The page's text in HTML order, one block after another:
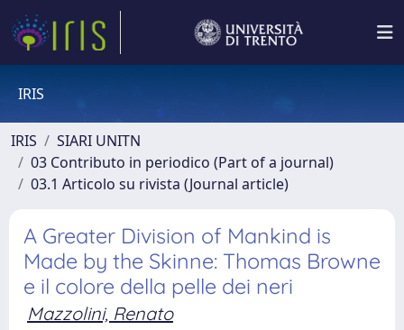
IRIS
IRIS
SIARI UNITN
03 Contributo in periodico (Part of a journal)
03.1 Articolo su rivista (Journal article)
A Greater Division of Mankind is
Made by the Skinne: Thomas Browne
e il colore della pelle dei neri
Mazzolini, Renato